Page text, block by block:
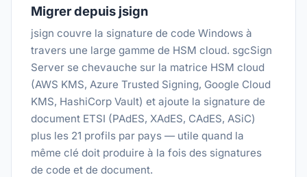
Migrer depuis jsign
jsign couvre la signature de code Windows à
travers une large gamme de HSM cloud. sgcSign
Server se chevauche sur la matrice HSM cloud
(AWS KMS, Azure Trusted Signing, Google Cloud
KMS, HashiCorp Vault) et ajoute la signature de
document ETSI (PAdES, XAdES, CAdES, ASiC)
plus les 21 profils par pays — utile quand la
même clé doit produire à la fois des signatures
de code et de document.